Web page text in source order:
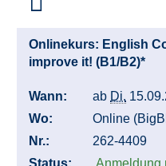
Onlinekurs: English
improve it! (B1/B2)*
Wann: ab Di.
Wo:
Online
Nr.:
262-4409